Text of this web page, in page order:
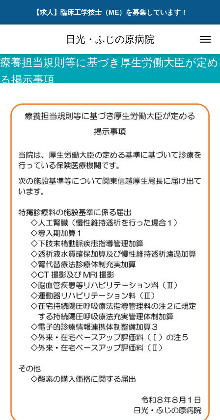
【求人】臨床工学技士（ME）を募集しています！
日光・ふじの原病院
療養担当規則等に基づき厚生労働大臣が定め
る掲示事項